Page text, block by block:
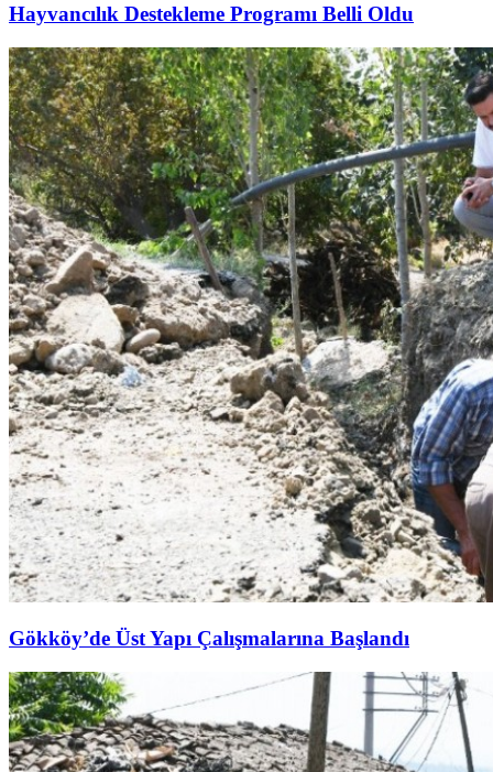
Hayvancılık Destekleme Programı Belli Oldu
Gökköy’de Üst Yapı Çalışmalarına Başlandı